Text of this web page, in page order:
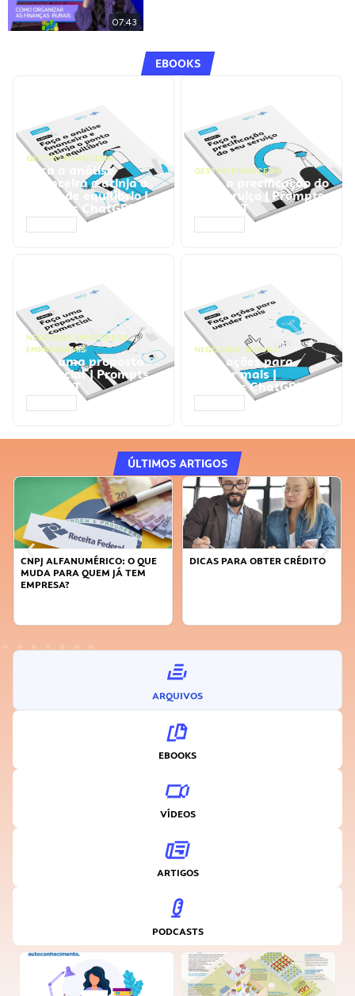
07:43
EBOOKS
GESTÃO FINANCEIRA
Faça a análise
financeira e atinja o
ponto de equilíbrio |
Prompts ChatGPT
GESTÃO FINANCEIRA
Faça a precificação do
seu serviço | Prompts
ChatGPT
NEGÓCIOS, PROCESSOS
EMPRESARIAIS
Faça uma proposta
comercial | Prompts
ChatGPT
NEGÓCIOS, VENDAS
Faça ações para
vender mais |
Prompts ChatGPT
ÚLTIMOS ARTIGOS
CNPJ ALFANUMÉRICO: O QUE
MUDA PARA QUEM JÁ TEM
EMPRESA?
DICAS PARA OBTER CRÉDITO
ARQUIVOS
EBOOKS
VÍDEOS
ARTIGOS
PODCASTS